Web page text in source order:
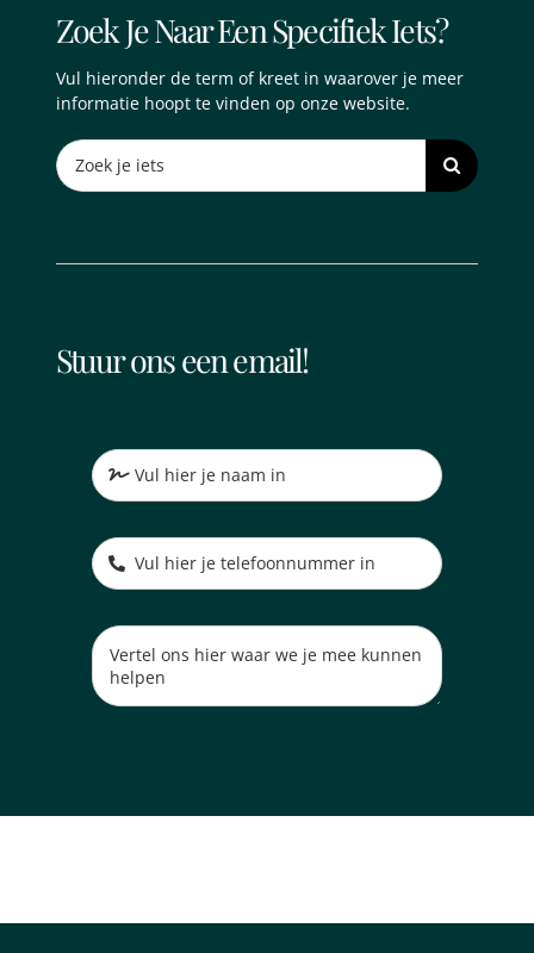
Zoek Je Naar Een Specifiek Iets?
Vul hieronder de term of kreet in waarover je meer
informatie hoopt te vinden op onze website.
Search
for:
Stuur ons een email!